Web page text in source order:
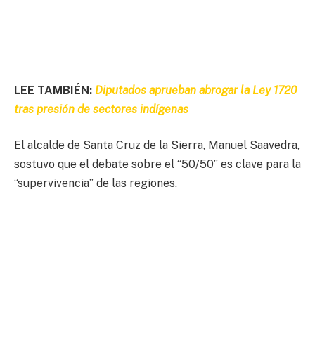
LEE TAMBIÉN: Diputados aprueban abrogar la Ley 1720
tras presión de sectores indígenas
El alcalde de Santa Cruz de la Sierra, Manuel Saavedra,
sostuvo que el debate sobre el “50/50” es clave para la
“supervivencia” de las regiones.